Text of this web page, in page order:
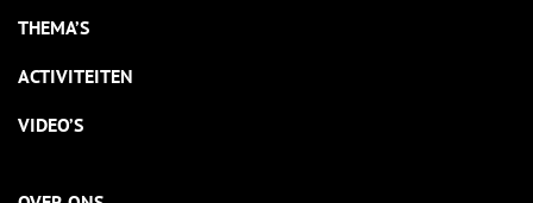
THEMA’S
ACTIVITEITEN
VIDEO’S